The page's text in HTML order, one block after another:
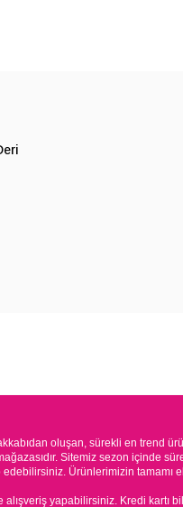
oluşan, sürekli en trend
Sitemiz sezon içinde
Ürünlerimizin tamamı
yapabilirsiniz. Kredi kartı